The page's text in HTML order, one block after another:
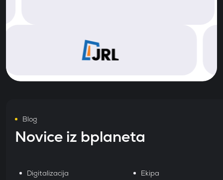
Blog
Novice iz bplaneta
Digitalizacija Ekipa